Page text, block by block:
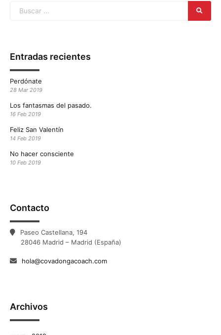
Entradas recientes
Perdónate
28 Mar 2019
Los fantasmas del pasado.
16 Feb 2019
Feliz San Valentín
14 Feb 2019
No hacer consciente
10 Feb 2019
Contacto
Paseo Castellana, 194
28046 Madrid – Madrid (España)
hola@covadongacoach.com
Archivos